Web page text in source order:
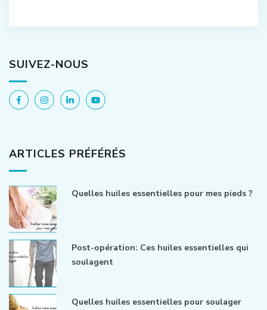
SUIVEZ-NOUS
ARTICLES PRÉFÉRÉS
Quelles huiles essentielles pour mes pieds ?
Post-opération: Ces huiles essentielles qui
soulagent
Quelles huiles essentielles pour soulager